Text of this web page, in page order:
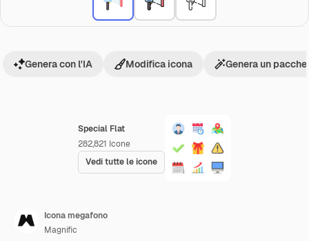
Special Flat
282,821 Icone
Vedi tutte le icone
Genera con l'IA Modifica icona Genera un
Icona megafono
Magnific